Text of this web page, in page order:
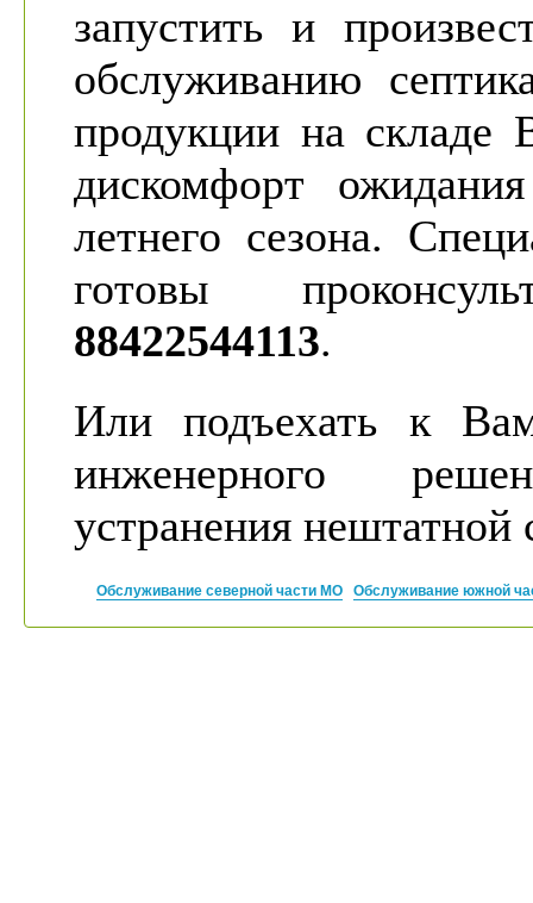
запустить и
обслуживанию
продукции на складе
дискомфорт
летнего сезона.
готовы
88422544113.
Или подъехать к
инженерного
устранения нештатной
Обслуживание северной части МО Обслуживание южной